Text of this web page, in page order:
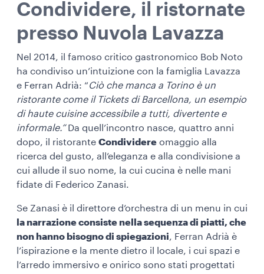
Condividere, il ristornate
presso Nuvola Lavazza
Nel 2014, il famoso critico gastronomico Bob Noto
ha condiviso un’intuizione con la famiglia Lavazza
e Ferran Adrià: “Ciò che manca a Torino è un
ristorante come il Tickets di Barcellona, un esempio
di haute cuisine accessibile a tutti, divertente e
informale.”Da quell’incontro nasce, quattro anni
dopo, il ristorante Condividere omaggio alla
ricerca del gusto, all’eleganza e alla condivisione a
cui allude il suo nome, la cui cucina è nelle mani
fidate di Federico Zanasi.
Se Zanasi è il direttore d’orchestra di un menu in cui
la narrazione consiste nella sequenza di piatti, che
non hanno bisogno di spiegazioni, Ferran Adrià è
l’ispirazione e la mente dietro il locale, i cui spazi e
l’arredo immersivo e onirico sono stati progettati